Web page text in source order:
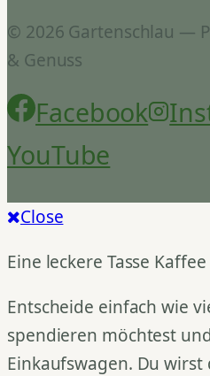
© 2026 Gartenschlau —
& Genuss
Facebook
YouTube
Close
Eine leckere Tasse Kaffee
Entscheide einfach wie
spendieren möchtest
Einkaufswagen. Du wirst